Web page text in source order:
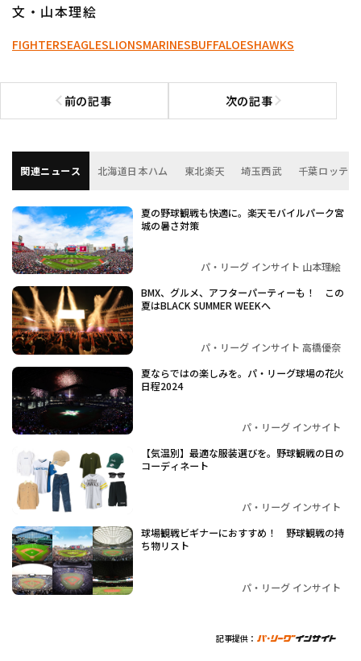
文・山本理絵
FIGHTERSEAGLESLIONSMARINESBUFFALOESHAWKS
前の記事
前の記事へ 次の記事次の記事へ
関連ニュース 北海道日本ハム 東北楽天 埼玉西武 千葉ロッテ
夏の野球観戦も快適に。楽天モバイルパーク宮
城の暑さ対策
パ・リーグ インサイト 山本理絵
BMX、グルメ、アフターパーティーも！ この
夏はBLACK SUMMER WEEKへ
パ・リーグ インサイト 高橋優奈
夏ならではの楽しみを。パ・リーグ球場の花火
日程2024
パ・リーグ インサイト
【気温別】最適な服装選びを。野球観戦の日の
コーディネート
パ・リーグ インサイト
球場観戦ビギナーにおすすめ！ 野球観戦の持
ち物リスト
パ・リーグ インサイト
記事提供：